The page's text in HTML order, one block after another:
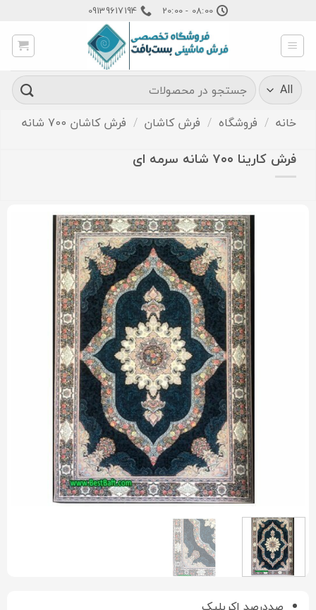
content
08:00 - 20:00
09139617194
جستجو
برای:
خانه / فروشگاه / فرش کاشان / فرش کاشان 700 شانه
فرش کارینا ۷۰۰ شانه سرمه ای